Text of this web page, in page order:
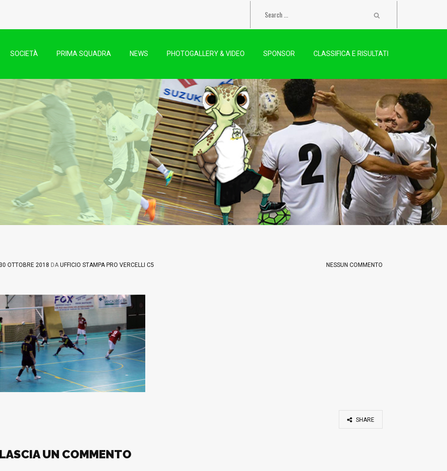
SOCIETÀ PRIMA SQUADRA NEWS PHOTOGALLERY & VIDEO SPONSOR CLASSIFICA E RISULTATI
30 OTTOBRE 2018 DA UFFICIO STAMPA PRO VERCELLI C5 NESSUN COMMENTO
SHARE
LASCIA UN COMMENTO